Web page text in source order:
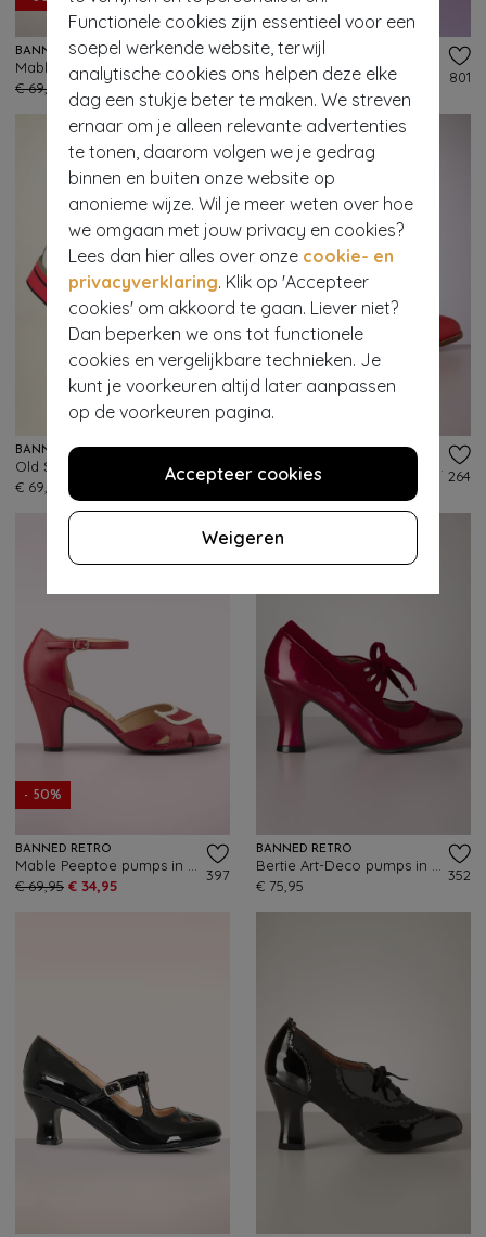
Functionele cookies zijn essentieel voor een
soepel werkende website, terwijl
analytische cookies ons helpen deze elke
dag een stukje beter te maken. We streven
ernaar om je alleen relevante advertenties
te tonen, daarom volgen we je gedrag
binnen en buiten onze website op
anonieme wijze. Wil je meer weten over hoe
we omgaan met jouw privacy en cookies?
Lees dan hier alles over onze cookie- en
privacyverklaring. Klik op 'Accepteer
cookies' om akkoord te gaan. Liever niet?
Dan beperken we ons tot functionele
cookies en vergelijkbare technieken. Je
kunt je voorkeuren altijd later aanpassen
op de voorkeuren pagina.
Accepteer cookies
Weigeren
BANNED RETRO
Mable Peeptoe pumps in crème
€ 69,95
€ 34,95
418
BANNED RETRO
€ 79,95
801
BANNED RETRO
€ 69,95
999+
- 61%
BANNED RETRO
264
- 50%
BANNED RETRO
€ 69,95 € 34,95
397
BANNED RETRO
€ 75,95
352